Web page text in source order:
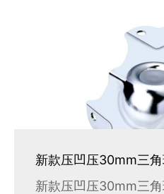
新款压凹压30mm三
新款压凹压30mm三